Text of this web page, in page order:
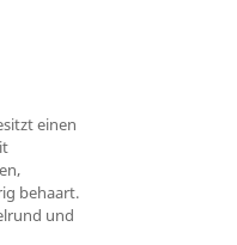
einen
behaart.
und